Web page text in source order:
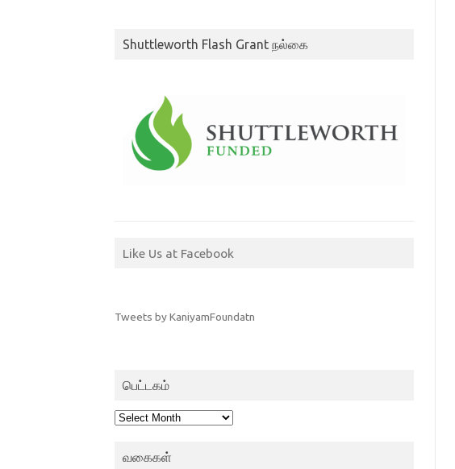
Shuttleworth Flash Grant நல்கை
Like Us at Facebook
Tweets by KaniyamFoundatn
பெட்டகம்
பெட்டகம்
வகைகள்